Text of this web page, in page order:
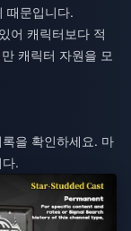
때문입니다.
어 캐릭터보다 적
캐릭터 자원을 모
을 확인하세요. 마
.